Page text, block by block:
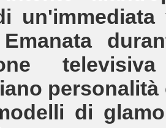
un'immediata
personalità
di